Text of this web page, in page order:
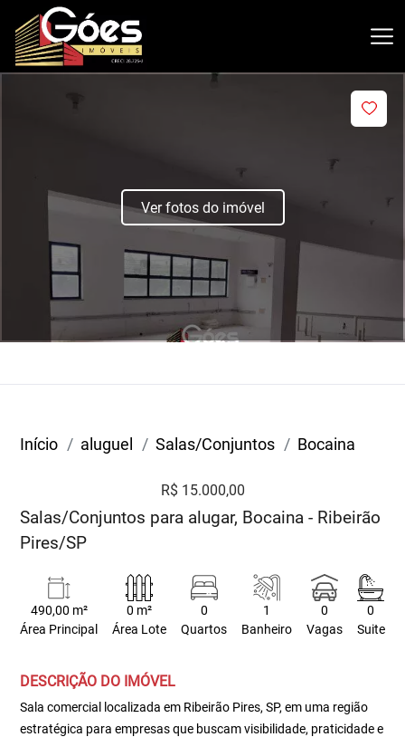
Ver fotos do imóvel
Início aluguel Salas/Conjuntos Bocaina
R$ 15.000,00
Salas/Conjuntos para alugar, Bocaina - Ribeirão
Pires/SP
490,00 m²
Área Principal
0 m²
Área Lote
0
Quartos
1
Banheiro
0
Vagas
0
Suite
DESCRIÇÃO DO IMÓVEL
Sala comercial localizada em Ribeirão Pires, SP, em uma região
estratégica para empresas que buscam visibilidade, praticidade e